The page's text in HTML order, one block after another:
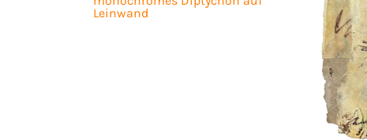
Leinwand